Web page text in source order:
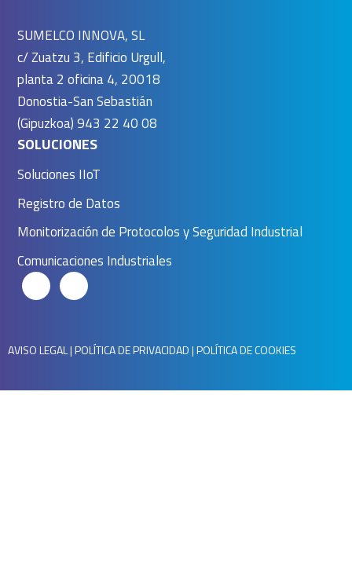
SUMELCO INNOVA, SL
c/ Zuatzu 3, Edificio Urgull,
planta 2 oficina 4, 20018
Donostia-San Sebastián
(Gipuzkoa) 943 22 40 08
SOLUCIONES
Soluciones IIoT
Registro de Datos
Monitorización de Protocolos y Seguridad Industrial
Comunicaciones Industriales
AVISO LEGAL|POLÍTICA DE PRIVACIDAD|POLÍTICA DE COOKIES